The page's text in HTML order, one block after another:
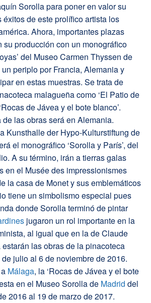
Sorolla para poner en valor su
éxitos de este prolífico artista los
Ahora, importantes plazas
su producción con un monográfico
del Museo Carmen Thyssen de
periplo por Francia, Alemania y
en estas muestras. Se trata de
malagueña como ‘El Patio de
de Jávea y el bote blanco’.
las obras será en Alemania.
Kunsthalle der Hypo-Kulturstiftung de
el monográfico ‘Sorolla y París’, del
A su término, irán a tierras galas
en el Musée des impressionismes
la casa de Monet y sus emblemáticos
tiene un simbolismo especial pues
donde Sorolla terminó de pintar
jugaron un rol importante en la
al igual que en la de Claude
las obras de la pinacoteca
julio al 6 de noviembre de 2016.
Málaga, la ‘Rocas de Jávea y el bote
en el Museo Sorolla de Madrid del
2016 al 19 de marzo de 2017.